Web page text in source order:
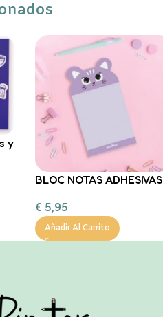
y
BLOC NOTAS ADHESIVAS
€ 5,95
Añadir Al Carrito